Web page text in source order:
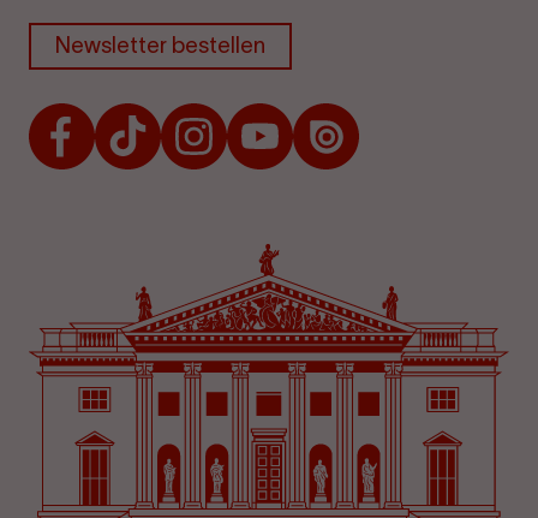
Newsletter bestellen
FacebookTikTokInstagramYoutubeIssuu